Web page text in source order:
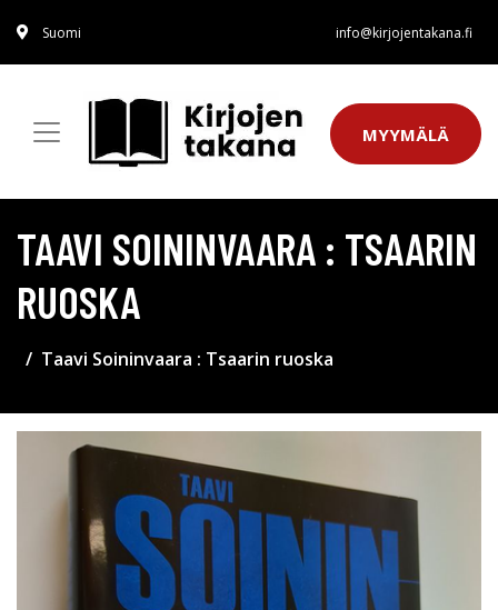
Suomi info@kirjojentakana.fi
MYYMÄLÄ
TAAVI SOININVAARA : TSAARIN
RUOSKA
Taavi Soininvaara : Tsaarin ruoska